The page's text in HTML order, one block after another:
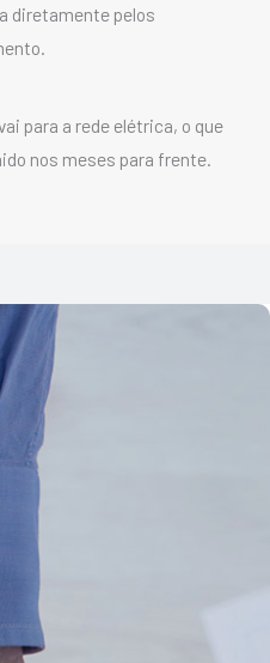
diretamente pelos
para a rede elétrica, o que
nos meses para frente.